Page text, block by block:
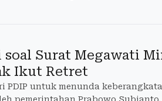
soal Surat Megawati
Ikut Retret
PDIP untuk menunda